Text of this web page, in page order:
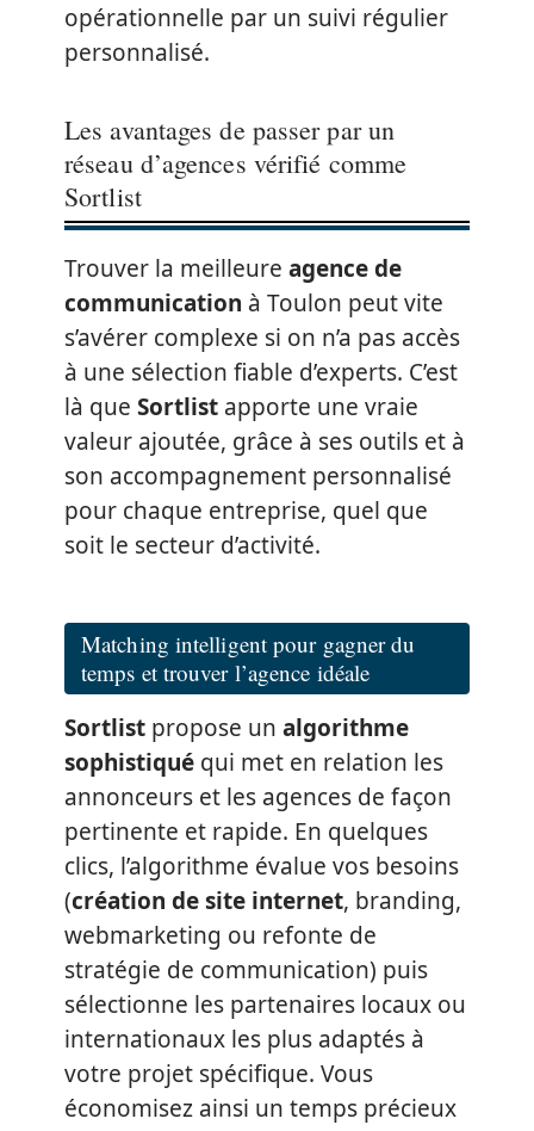
opérationnelle par un suivi régulier
personnalisé.
Les avantages de passer par un
réseau d’agences vérifié comme
Sortlist
Trouver la meilleure agence de
communication à Toulon peut vite
s’avérer complexe si on n’a pas accès
à une sélection fiable d’experts. C’est
là que Sortlist apporte une vraie
valeur ajoutée, grâce à ses outils et à
son accompagnement personnalisé
pour chaque entreprise, quel que
soit le secteur d’activité.
Matching intelligent pour gagner du
temps et trouver l’agence idéale
Sortlist propose un algorithme
sophistiqué qui met en relation les
annonceurs et les agences de façon
pertinente et rapide. En quelques
clics, l’algorithme évalue vos besoins
(création de site internet, branding,
webmarketing ou refonte de
stratégie de communication) puis
sélectionne les partenaires locaux ou
internationaux les plus adaptés à
votre projet spécifique. Vous
économisez ainsi un temps précieux